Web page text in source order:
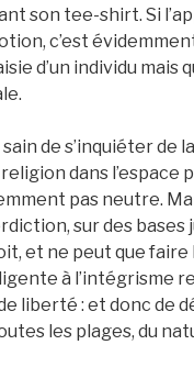
son tee-shirt. Si
c’est
d’un individu mais
de s’inquiéter de
religion dans
pas neutre.
sur des
et ne peut que
à l’intégrisme
liberté : et donc de
les plages, du